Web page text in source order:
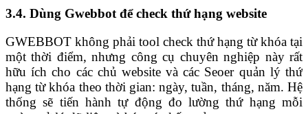
3.4. Dùng Gwebbot để check thứ hạng website
GWEBBOT không phải tool check thứ hạng từ khóa tại
một thời điểm, nhưng công cụ chuyên nghiệp này rất
hữu ích cho các chủ website và các Seoer quản lý thứ
hạng từ khóa theo thời gian: ngày, tuần, tháng, năm. Hệ
thống sẽ tiến hành tự động đo lường thứ hạng mỗi